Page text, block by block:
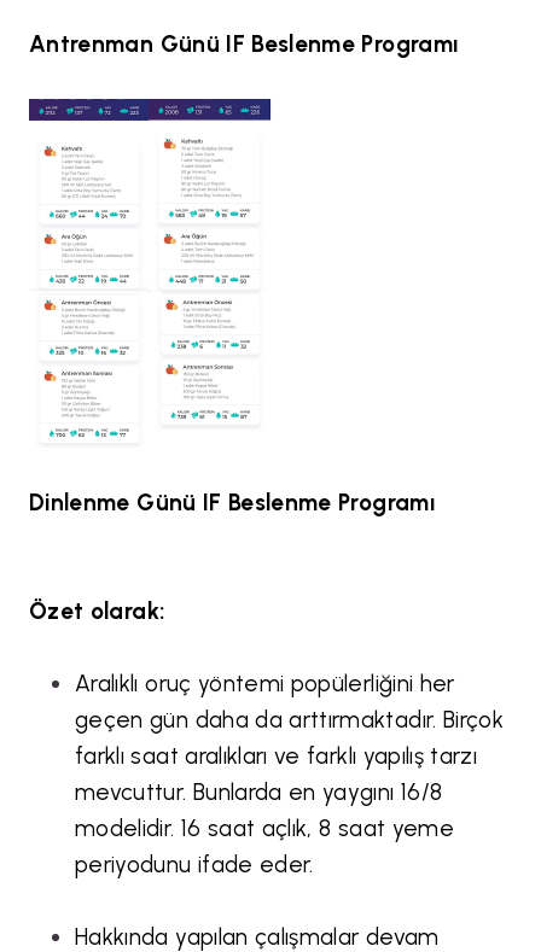
Antrenman Günü IF Beslenme Programı
Dinlenme Günü IF Beslenme Programı
Özet olarak:
Aralıklı oruç yöntemi popülerliğini her
geçen gün daha da arttırmaktadır. Birçok
farklı saat aralıkları ve farklı yapılış tarzı
mevcuttur. Bunlarda en yaygını 16/8
modelidir. 16 saat açlık, 8 saat yeme
periyodunu ifade eder.
Hakkında yapılan çalışmalar devam